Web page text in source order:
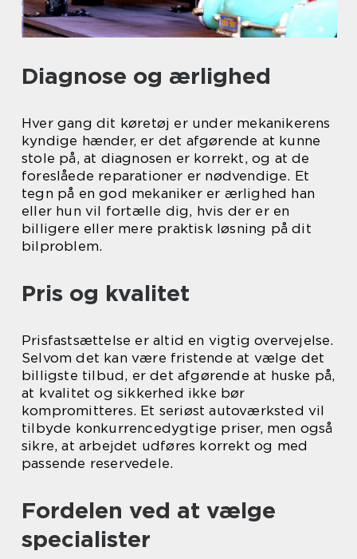
Diagnose og ærlighed
Hver gang dit køretøj er under mekanikerens
kyndige hænder, er det afgørende at kunne
stole på, at diagnosen er korrekt, og at de
foreslåede reparationer er nødvendige. Et
tegn på en god mekaniker er ærlighed han
eller hun vil fortælle dig, hvis der er en
billigere eller mere praktisk løsning på dit
bilproblem.
Pris og kvalitet
Prisfastsættelse er altid en vigtig overvejelse.
Selvom det kan være fristende at vælge det
billigste tilbud, er det afgørende at huske på,
at kvalitet og sikkerhed ikke bør
kompromitteres. Et seriøst autoværksted vil
tilbyde konkurrencedygtige priser, men også
sikre, at arbejdet udføres korrekt og med
passende reservedele.
Fordelen ved at vælge
specialister